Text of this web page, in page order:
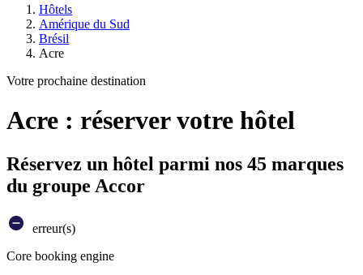
Hôtels
Amérique du Sud
Brésil
Acre
Votre prochaine destination
Acre : réserver votre hôtel
Réservez un hôtel parmi nos 45 marques
du groupe Accor
erreur(s)
Core booking engine